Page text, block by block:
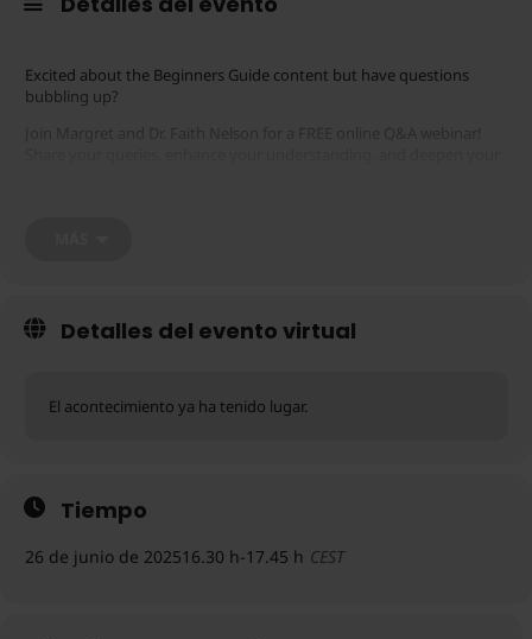
Excited about the Beginners Guide content but have questions
bubbling up?
Detalles del evento virtual
El acontecimiento ya ha tenido lugar.
Tiempo
26 de junio de 202516.30 h-17.45 h CEST